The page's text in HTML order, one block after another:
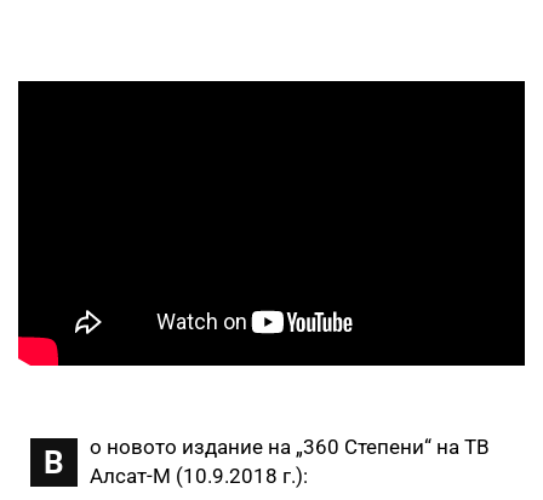
В
о новото издание на „360 Степени“ на ТВ
Алсат-М (10.9.2018 г.):